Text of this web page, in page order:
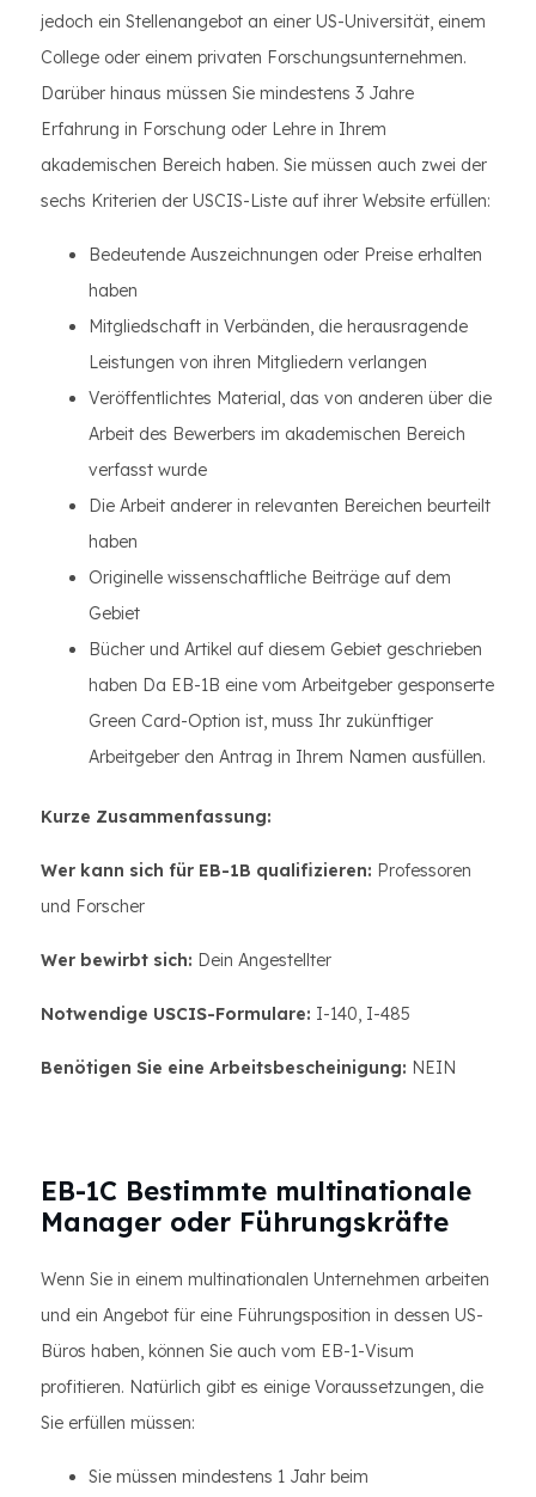
jedoch ein Stellenangebot an einer US-Universität, einem
College oder einem privaten Forschungsunternehmen.
Darüber hinaus müssen Sie mindestens 3 Jahre
Erfahrung in Forschung oder Lehre in Ihrem
akademischen Bereich haben. Sie müssen auch zwei der
sechs Kriterien der USCIS-Liste auf ihrer Website erfüllen:
Bedeutende Auszeichnungen oder Preise erhalten
haben
Mitgliedschaft in Verbänden, die herausragende
Leistungen von ihren Mitgliedern verlangen
Veröffentlichtes Material, das von anderen über die
Arbeit des Bewerbers im akademischen Bereich
verfasst wurde
Die Arbeit anderer in relevanten Bereichen beurteilt
haben
Originelle wissenschaftliche Beiträge auf dem
Gebiet
Bücher und Artikel auf diesem Gebiet geschrieben
haben Da EB-1B eine vom Arbeitgeber gesponserte
Green Card-Option ist, muss Ihr zukünftiger
Arbeitgeber den Antrag in Ihrem Namen ausfüllen.
Kurze Zusammenfassung:
Wer kann sich für EB-1B qualifizieren: Professoren
und Forscher
Wer bewirbt sich: Dein Angestellter
Notwendige USCIS-Formulare: I-140, I-485
Benötigen Sie eine Arbeitsbescheinigung: NEIN
EB-1C Bestimmte multinationale
Manager oder Führungskräfte
Wenn Sie in einem multinationalen Unternehmen arbeiten
und ein Angebot für eine Führungsposition in dessen US-
Büros haben, können Sie auch vom EB-1-Visum
profitieren. Natürlich gibt es einige Voraussetzungen, die
Sie erfüllen müssen:
Sie müssen mindestens 1 Jahr beim